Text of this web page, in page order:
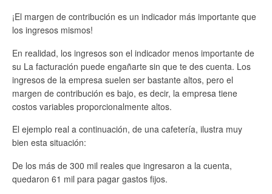
¡El margen de contribución es un indicador más importante que
los ingresos mismos!
En realidad, los ingresos son el indicador menos importante de
su La facturación puede engañarte sin que te des cuenta. Los
ingresos de la empresa suelen ser bastante altos, pero el
margen de contribución es bajo, es decir, la empresa tiene
costos variables proporcionalmente altos.
El ejemplo real a continuación, de una cafetería, ilustra muy
bien esta situación:
De los más de 300 mil reales que ingresaron a la cuenta,
quedaron 61 mil para pagar gastos fijos.